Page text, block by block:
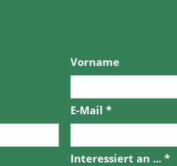
Vorname
E-Mail *
Interessiert an ... *